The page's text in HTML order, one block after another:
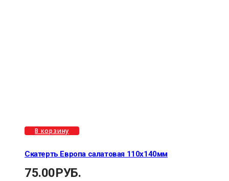
В корзину
Скатерть Европа салатовая 110х140мм
75.00РУБ.